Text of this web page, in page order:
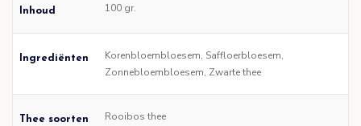
Inhoud 100 gr.
Ingrediënten
Korenbloembloesem, Saffloerbloesem,
Zonnebloembloesem, Zwarte thee
Thee soorten Rooibos thee